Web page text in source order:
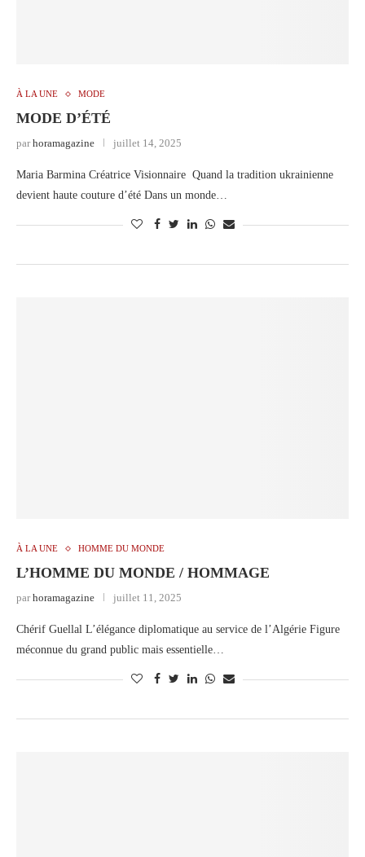
À LA UNE MODE
MODE D’ÉTÉ
parhoramagazine juillet 14, 2025
Maria Barmina Créatrice Visionnaire Quand la tradition ukrainienne
devient haute couture d’été Dans un monde…
À LA UNE HOMME DU MONDE
L’HOMME DU MONDE / HOMMAGE
parhoramagazine juillet 11, 2025
Chérif Guellal L’élégance diplomatique au service de l’Algérie Figure
méconnue du grand public mais essentielle…